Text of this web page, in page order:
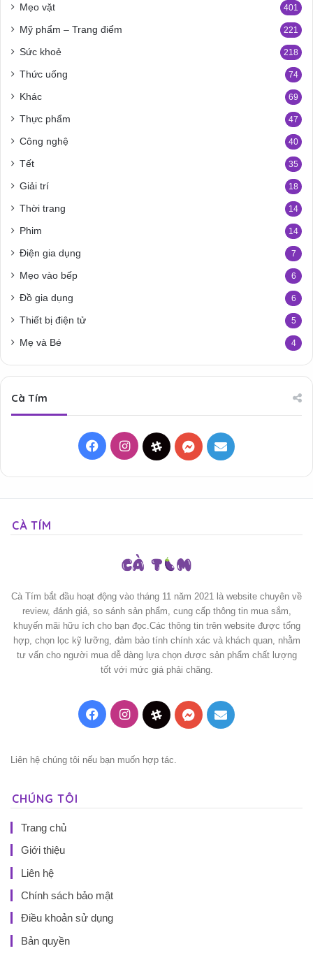
Mẹo vặt 401
Mỹ phẩm – Trang điểm 221
Sức khoẻ 218
Thức uống 74
Khác 69
Thực phẩm 47
Công nghệ 40
Tết 35
Giải trí 18
Thời trang 14
Phim 14
Điện gia dụng 7
Mẹo vào bếp 6
Đồ gia dụng 6
Thiết bị điện tử 5
Mẹ và Bé 4
Cà Tím
FacebookInstagramThreadsMessenger
Mail
CÀ TÍM
Cà Tím bắt đầu hoạt động vào tháng 11 năm 2021 là website chuyên về
review, đánh giá, so sánh sản phẩm, cung cấp thông tin mua sắm,
khuyến mãi hữu ích cho bạn đọc.Các thông tin trên website được tổng
hợp, chọn lọc kỹ lưỡng, đảm bảo tính chính xác và khách quan, nhằm
tư vấn cho người mua dễ dàng lựa chọn được sản phẩm chất lượng
tốt với mức giá phải chăng.
FacebookInstagramThreadsMessenger
Mail
Liên hệ chúng tôi nếu bạn muốn hợp tác.
CHÚNG TÔI
Trang chủ
Giới thiệu
Liên hệ
Chính sách bảo mật
Điều khoản sử dụng
Bản quyền